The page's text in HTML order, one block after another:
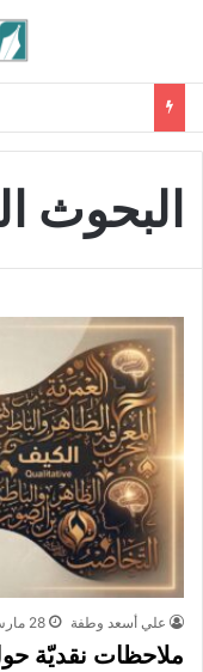
البحوث
علي أسعد وطفة 28 مارس، 2026
ملاحظات نقديّة